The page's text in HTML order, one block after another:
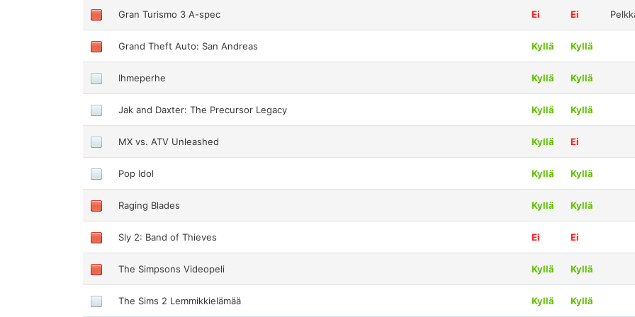
Gran Turismo 3 A-spec Ei Ei
Grand Theft Auto: San Andreas Kyllä Kyllä
Ihmeperhe Kyllä Kyllä
Jak and Daxter: The Precursor Legacy Kyllä Kyllä
MX vs. ATV Unleashed Kyllä Ei
Pop Idol Kyllä Kyllä
Raging Blades Kyllä Kyllä
Sly 2: Band of Thieves Ei Ei
The Simpsons Videopeli Kyllä Kyllä
The Sims 2 Lemmikkielämää Kyllä Kyllä